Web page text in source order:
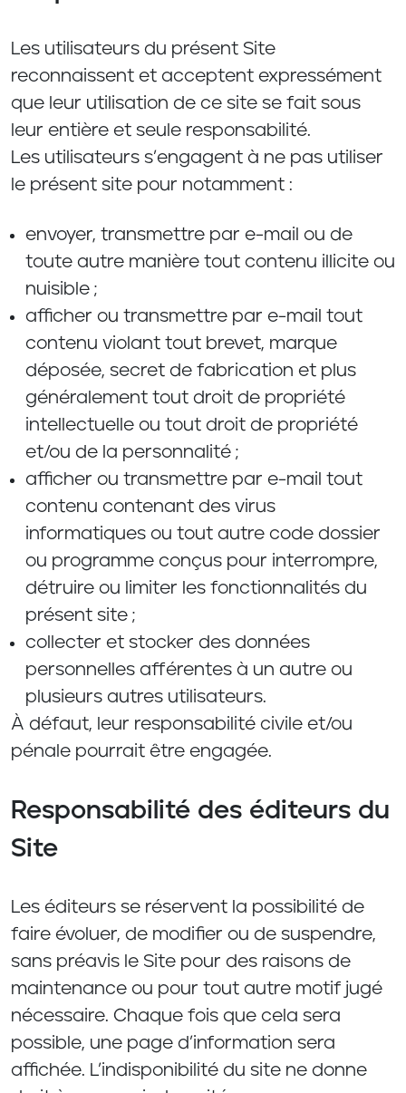
Les utilisateurs du présent Site
reconnaissent et acceptent expressément
que leur utilisation de ce site se fait sous
leur entière et seule responsabilité.
Les utilisateurs s’engagent à ne pas utiliser
le présent site pour notamment :
envoyer, transmettre par e-mail ou de
toute autre manière tout contenu illicite ou
nuisible ;
afficher ou transmettre par e-mail tout
contenu violant tout brevet, marque
déposée, secret de fabrication et plus
généralement tout droit de propriété
intellectuelle ou tout droit de propriété
et/ou de la personnalité ;
afficher ou transmettre par e-mail tout
contenu contenant des virus
informatiques ou tout autre code dossier
ou programme conçus pour interrompre,
détruire ou limiter les fonctionnalités du
présent site ;
collecter et stocker des données
personnelles afférentes à un autre ou
plusieurs autres utilisateurs.
À défaut, leur responsabilité civile et/ou
pénale pourrait être engagée.
Responsabilité des éditeurs du
Site
Les éditeurs se réservent la possibilité de
faire évoluer, de modifier ou de suspendre,
sans préavis le Site pour des raisons de
maintenance ou pour tout autre motif jugé
nécessaire. Chaque fois que cela sera
possible, une page d’information sera
affichée. L’indisponibilité du site ne donne